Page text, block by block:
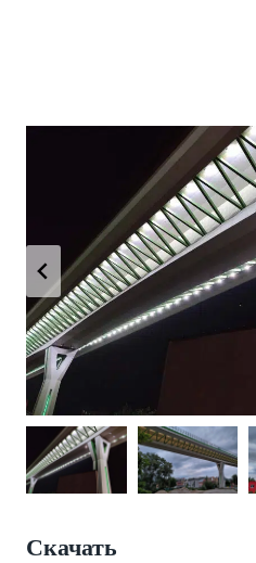
Скачать